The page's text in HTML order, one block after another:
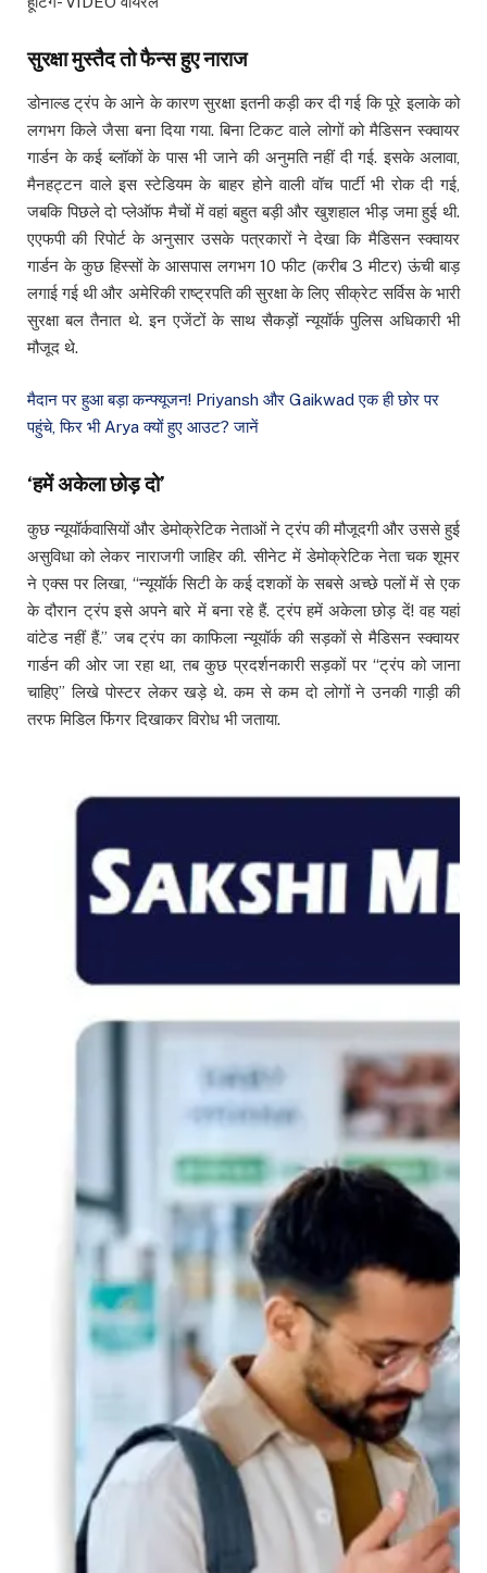
सुरक्षा मुस्तैद तो फैन्स हुए नाराज
डोनाल्ड ट्रंप के आने के कारण सुरक्षा इतनी कड़ी कर दी गई कि पूरे इलाके को
लगभग किले जैसा बना दिया गया. बिना टिकट वाले लोगों को मैडिसन स्क्वायर
गार्डन के कई ब्लॉकों के पास भी जाने की अनुमति नहीं दी गई. इसके अलावा,
मैनहट्टन वाले इस स्टेडियम के बाहर होने वाली वॉच पार्टी भी रोक दी गई,
जबकि पिछले दो प्लेऑफ मैचों में वहां बहुत बड़ी और खुशहाल भीड़ जमा हुई थी.
एएफपी की रिपोर्ट के अनुसार उसके पत्रकारों ने देखा कि मैडिसन स्क्वायर
गार्डन के कुछ हिस्सों के आसपास लगभग 10 फीट (करीब 3 मीटर) ऊंची बाड़
लगाई गई थी और अमेरिकी राष्ट्रपति की सुरक्षा के लिए सीक्रेट सर्विस के भारी
सुरक्षा बल तैनात थे. इन एजेंटों के साथ सैकड़ों न्यूयॉर्क पुलिस अधिकारी भी
मौजूद थे.
मैदान पर हुआ बड़ा कन्फ्यूजन! Priyansh और Gaikwad एक ही छोर पर
पहुंचे, फिर भी Arya क्यों हुए आउट? जानें
‘हमें अकेला छोड़ दो’
कुछ न्यूयॉर्कवासियों और डेमोक्रेटिक नेताओं ने ट्रंप की मौजूदगी और उससे हुई
असुविधा को लेकर नाराजगी जाहिर की. सीनेट में डेमोक्रेटिक नेता चक शूमर
ने एक्स पर लिखा, “न्यूयॉर्क सिटी के कई दशकों के सबसे अच्छे पलों में से एक
के दौरान ट्रंप इसे अपने बारे में बना रहे हैं. ट्रंप हमें अकेला छोड़ दें! वह यहां
वांटेड नहीं हैं.” जब ट्रंप का काफिला न्यूयॉर्क की सड़कों से मैडिसन स्क्वायर
गार्डन की ओर जा रहा था, तब कुछ प्रदर्शनकारी सड़कों पर “ट्रंप को जाना
चाहिए” लिखे पोस्टर लेकर खड़े थे. कम से कम दो लोगों ने उनकी गाड़ी की
तरफ मिडिल फिंगर दिखाकर विरोध भी जताया.